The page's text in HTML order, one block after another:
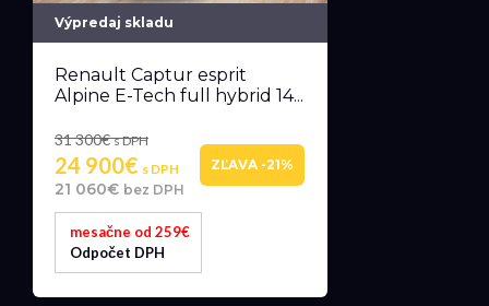
Výpredaj skladu
Renault Captur esprit
Alpine E-Tech full hybrid 14...
31 300€s DPH
24 900€ s DPH
21 060€ bez DPH
ZĽAVA -21%
mesačne od 259€
Odpočet DPH